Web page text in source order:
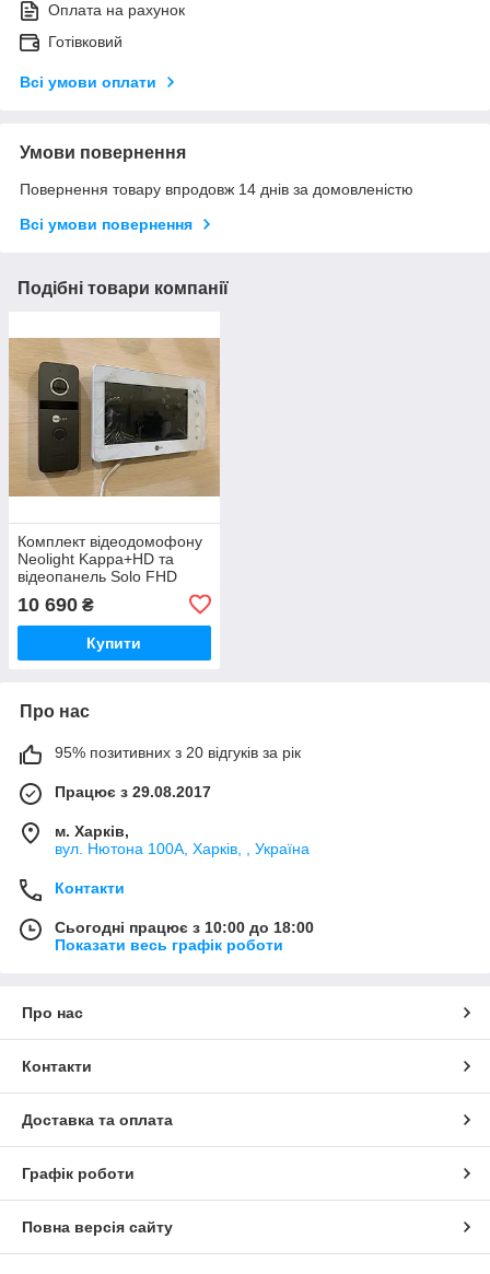
Оплата на рахунок
Готівковий
Всі умови оплати
Умови повернення
Повернення товару впродовж 14 днів за домовленістю
Всі умови повернення
Подібні товари компанії
Комплект відеодомофону
Neolight Kappa+HD та
відеопанель Solo FHD
10 690 ₴
Купити
Про нас
95% позитивних з 20 відгуків за рік
Працює з 29.08.2017
м. Харків,
вул. Нютона 100А, Харків, , Україна
Контакти
Сьогодні працює з 10:00 до 18:00
Показати весь графік роботи
Про нас
Контакти
Доставка та оплата
Графік роботи
Повна версія сайту